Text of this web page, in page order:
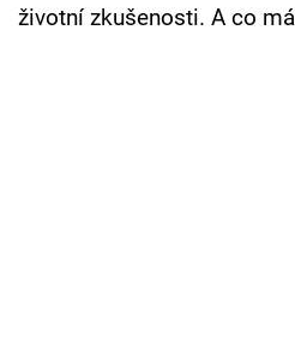
Přihlášení
životní zkušenosti. A co